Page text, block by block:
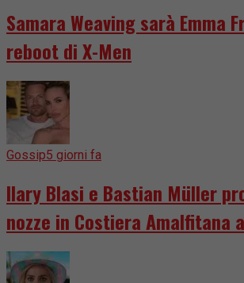
Samara Weaving sarà Emma
reboot di X-Men
Gossip5 giorni fa
Ilary Blasi e Bastian Müller
nozze in Costiera Amalfitana